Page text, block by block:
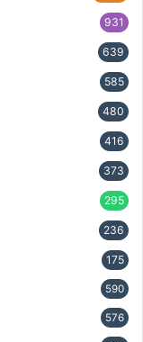
931
639
585
480
416
373
295
236
175
590
576